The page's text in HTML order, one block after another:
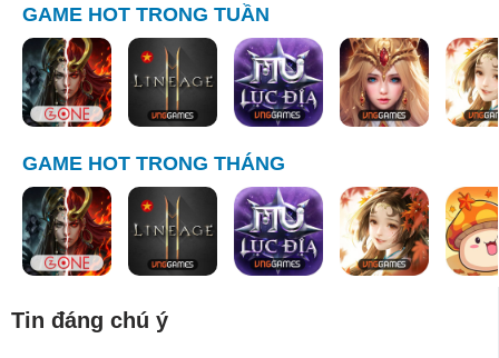
GAME HOT TRONG TUẦN
GAME HOT TRONG THÁNG
Tin đáng chú ý